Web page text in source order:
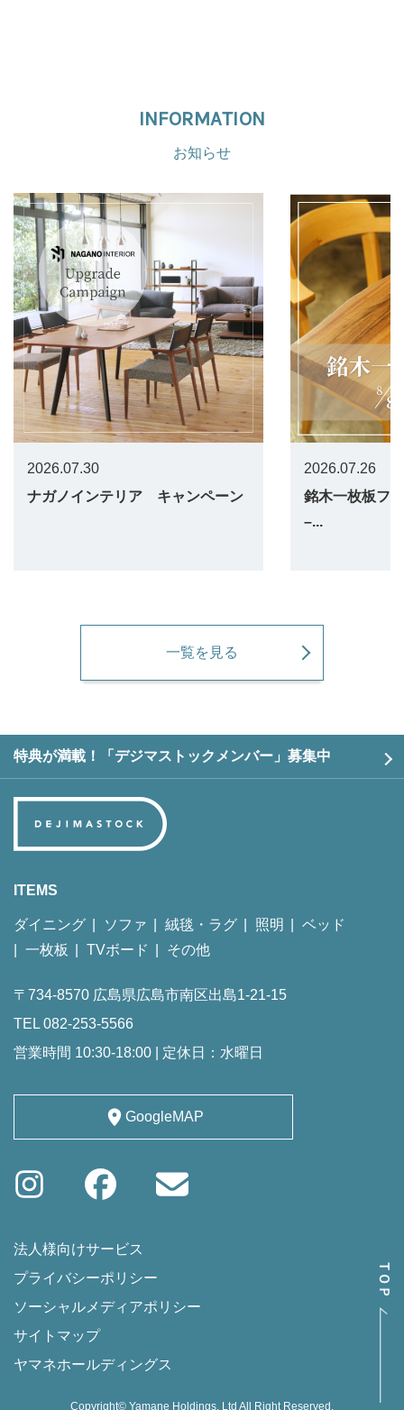
INFORMATION
お知らせ
2026.07.30
ナガノインテリア キャンペーン
2026.07.26
銘木一枚板
–...
一覧を見る
特典が満載！「デジマストックメンバー」募集中
ITEMS
ダイニング ソファ 絨毯・ラグ 照明
ベッド
一枚板
TVボード その他
〒734-8570 広島県広島市南区出島1-21-15
TEL 082-253-5566
営業時間 10:30-18:00 | 定休日：水曜日
GoogleMAP
法人様向けサービス
プライバシーポリシー
ソーシャルメディアポリシー
サイトマップ
ヤマネホールディングス
Copyright© Yamane Holdings. Ltd All Right Reserved.